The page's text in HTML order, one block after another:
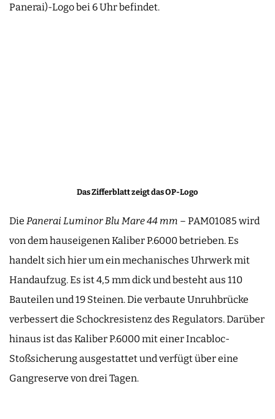
Panerai)-Logo bei 6 Uhr befindet.
Das Zifferblatt zeigt das OP-Logo
Die Panerai Luminor Blu Mare 44 mm – PAM01085 wird
von dem hauseigenen Kaliber P.6000 betrieben. Es
handelt sich hier um ein mechanisches Uhrwerk mit
Handaufzug. Es ist 4,5 mm dick und besteht aus 110
Bauteilen und 19 Steinen. Die verbaute Unruhbrücke
verbessert die Schockresistenz des Regulators. Darüber
hinaus ist das Kaliber P.6000 mit einer Incabloc-
Stoßsicherung ausgestattet und verfügt über eine
Gangreserve von drei Tagen.